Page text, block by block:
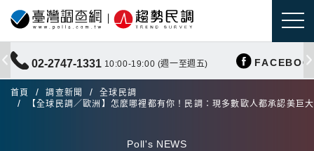
02-2747-1331 10:00-19:00 (週一至週五)
首頁 調查新聞
全球民調
【全球民調／歐洲】怎麼哪裡都有你！民調：現多數歐人都承認美巨
Poll's NEWS